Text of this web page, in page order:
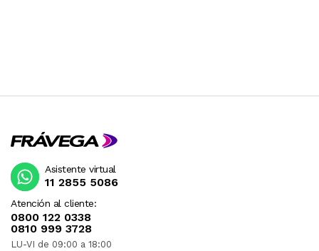
Atención al cliente:
0800 122 0338
0810 999 3728
LU-VI de 09:00 a 18:00
Asistente virtual
11 2855 5086